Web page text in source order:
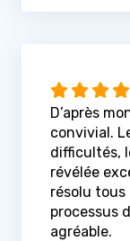
D’après
convivial.
difficultés,
révélée
résolu tous
processus
agréable.